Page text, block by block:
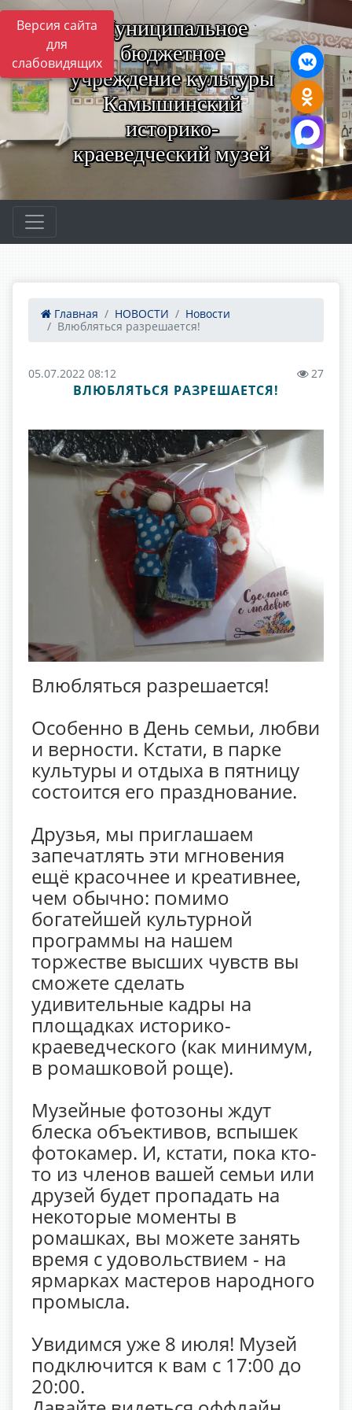
Версия сайта
для
слабовидящих
Муниципальное
бюджетное
учреждение культуры
Камышинский
историко-
краеведческий музей
Главная НОВОСТИ
Новости
Влюбляться разрешается!
05.07.2022 08:12 27
ВЛЮБЛЯТЬСЯ РАЗРЕШАЕТСЯ!
Влюбляться разрешается!
Особенно в День семьи, любви
и верности. Кстати, в парке
культуры и отдыха в пятницу
состоится его празднование.
Друзья, мы приглашаем
запечатлять эти мгновения
ещё красочнее и креативнее,
чем обычно: помимо
богатейшей культурной
программы на нашем
торжестве высших чувств вы
сможете сделать
удивительные кадры на
площадках историко-
краеведческого (как минимум,
в ромашковой роще).
Музейные фотозоны ждут
блеска объективов, вспышек
фотокамер. И, кстати, пока кто-
то из членов вашей семьи или
друзей будет пропадать на
некоторые моменты в
ромашках, вы можете занять
время с удовольствием - на
ярмарках мастеров народного
промысла.
Увидимся уже 8 июля! Музей
подключится к вам с 17:00 до
20:00.